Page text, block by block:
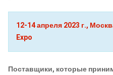
12-14 апреля 2023 г.,
Expo
Поставщики, которые